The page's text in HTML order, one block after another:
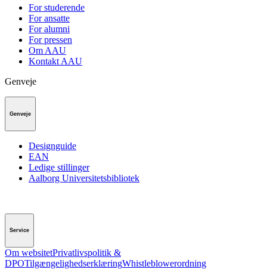
For studerende
For ansatte
For alumni
For pressen
Om AAU
Kontakt AAU
Genveje
Genveje
Designguide
EAN
Ledige stillinger
Aalborg Universitetsbibliotek
Service
Om websitetPrivatlivspolitik &
DPOTilgængelighedserklæringWhistleblowerordning